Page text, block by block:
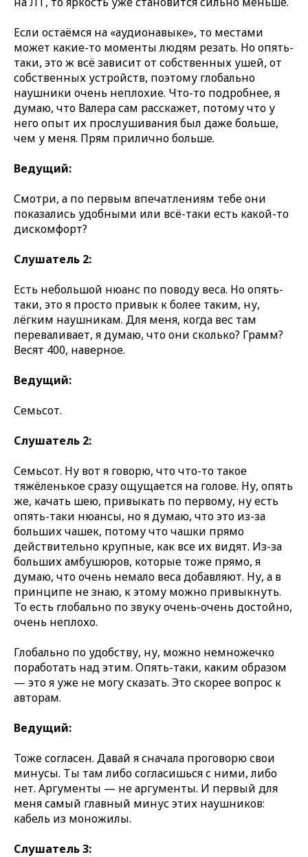
Если остаёмся на «аудионавыке», то местами
может какие-то моменты людям резать. Но опять-
таки, это ж всё зависит от собственных ушей, от
собственных устройств, поэтому глобально
наушники очень неплохие. Что-то подробнее, я
думаю, что Валера сам расскажет, потому что у
него опыт их прослушивания был даже больше,
чем у меня. Прям прилично больше.
Ведущий:
Смотри, а по первым впечатлениям тебе они
показались удобными или всё-таки есть какой-то
дискомфорт?
Слушатель 2:
Есть небольшой нюанс по поводу веса. Но опять-
таки, это я просто привык к более таким, ну,
лёгким наушникам. Для меня, когда вес там
переваливает, я думаю, что они сколько? Грамм?
Весят 400, наверное.
Ведущий:
Семьсот.
Слушатель 2:
Семьсот. Ну вот я говорю, что что-то такое
тяжёленькое сразу ощущается на голове. Ну, опять
же, качать шею, привыкать по первому, ну есть
опять-таки нюансы, но я думаю, что это из-за
больших чашек, потому что чашки прямо
действительно крупные, как все их видят. Из-за
больших амбушюров, которые тоже прямо, я
думаю, что очень немало веса добавляют. Ну, а в
принципе не знаю, к этому можно привыкнуть.
То есть глобально по звуку очень-очень достойно,
очень неплохо.
Глобально по удобству, ну, можно немножечко
поработать над этим. Опять-таки, каким образом
— это я уже не могу сказать. Это скорее вопрос к
авторам.
Ведущий:
Тоже согласен. Давай я сначала проговорю свои
минусы. Ты там либо согласишься с ними, либо
нет. Аргументы — не аргументы. И первый для
меня самый главный минус этих наушников:
кабель из моножилы.
Слушатель 3: